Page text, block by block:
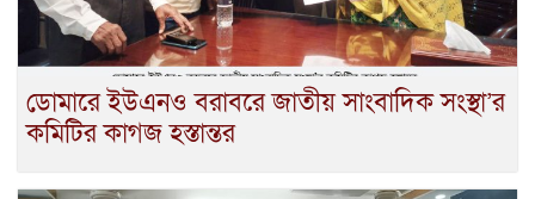
ডোমারে ইউএনও বরাবরে জাতীয় সাংবাদিক সংস্থা’র
কমিটির কাগজ হস্তান্তর